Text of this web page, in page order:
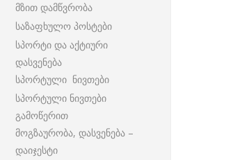
მზით დამწვრობა
საზაფხულო პოსტები
სპორტი და აქტიური
დასვენება
სპორტული ნივთები
სპორტული ნივთები
გამოწერით
მოგზაურობა, დასვენება –
დაიჯესტი